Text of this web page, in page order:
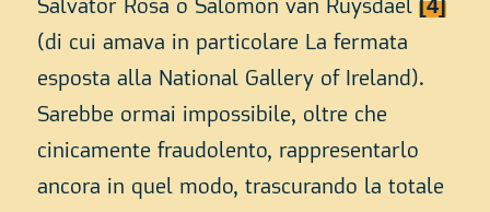
Salvator Rosa o Salomon van Ruysdael [4]
(di cui amava in particolare La fermata
esposta alla National Gallery of Ireland).
Sarebbe ormai impossibile, oltre che
cinicamente fraudolento, rappresentarlo
ancora in quel modo, trascurando la totale